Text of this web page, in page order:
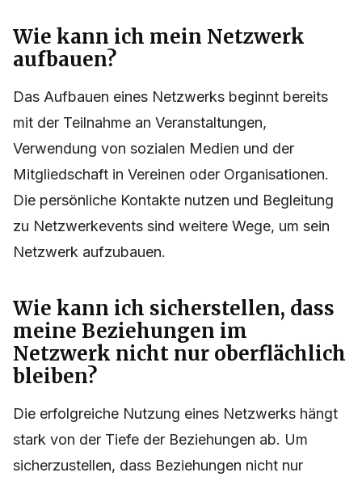
Wie kann ich mein Netzwerk
aufbauen?
Das Aufbauen eines Netzwerks beginnt bereits
mit der Teilnahme an Veranstaltungen,
Verwendung von sozialen Medien und der
Mitgliedschaft in Vereinen oder Organisationen.
Die persönliche Kontakte nutzen und Begleitung
zu Netzwerkevents sind weitere Wege, um sein
Netzwerk aufzubauen.
Wie kann ich sicherstellen, dass
meine Beziehungen im
Netzwerk nicht nur oberflächlich
bleiben?
Die erfolgreiche Nutzung eines Netzwerks hängt
stark von der Tiefe der Beziehungen ab. Um
sicherzustellen, dass Beziehungen nicht nur